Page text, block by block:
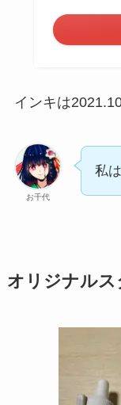
インキは
お千代
私
オリジナル